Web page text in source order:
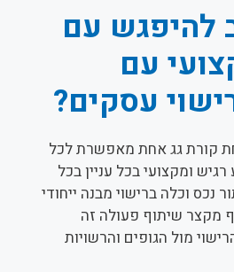
להיפגש עם
עם
עסקים?
קורת גג אחת מאפשרת לכל
ומקצועי בכל עניין בכל
נכס וכלה ברישוי מבנה ייחודי
מקצר שיתוף פעולה זה
מול הגופים והרשויות